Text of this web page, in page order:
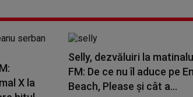
X la
Selly, dezvăluiri la
FM: De ce nu îl aduce pe
Beach, Please și cât a...